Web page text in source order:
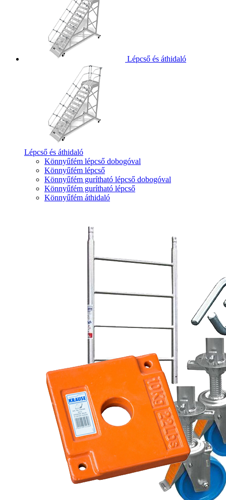
Lépcső és áthidaló
Lépcső és áthidaló
Könnyűfém lépcső dobogóval
Könnyűfém lépcső
Könnyűfém gurítható lépcső dobogóval
Könnyűfém gurítható lépcső
Könnyűfém áthidaló